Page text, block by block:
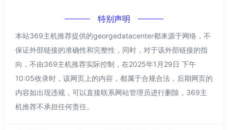
特别声明
本站369主机推荐提供的georgedatacenter都来源于网络，不
保证外部链接的准确性和完整性，同时，对于该外部链接的指
向，不由369主机推荐实际控制，在2025年1月29日 下午
10:05收录时，该网页上的内容，都属于合规合法，后期网页的
内容如出现违规，可以直接联系网站管理员进行删除，369主
机推荐不承担任何责任。